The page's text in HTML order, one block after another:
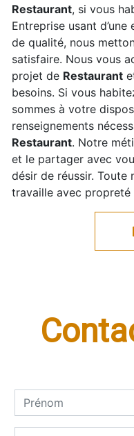
Restaurant, si vous
Entreprise usant
de qualité, nous
satisfaire. Nous vous
projet de Restaurant
besoins. Si vous
sommes à votre
renseignements
Restaurant. Notre
et le partager avec
désir de réussir. Toute
travaille avec propreté